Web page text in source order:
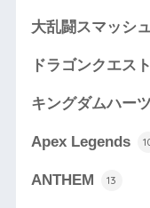
大乱闘スマッシ
ドラゴンクエス
キングダムハー
Apex Legends
ANTHEM 13